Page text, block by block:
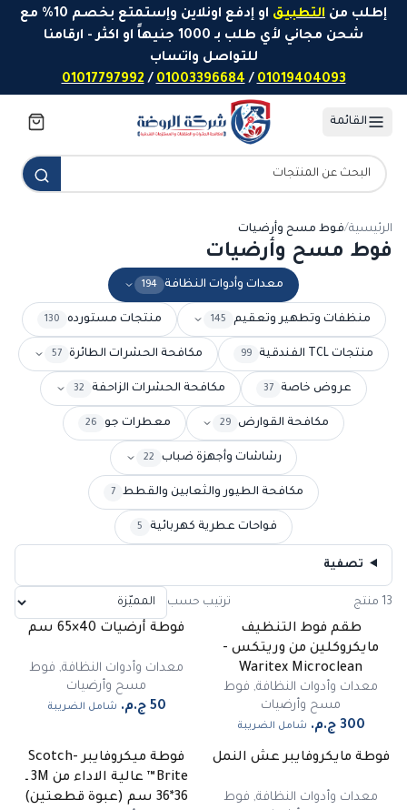
تخطَّ إلى المحتوى
إطلب من التطبيق
او إدفع اونلاين وإستمتع بخصم 10% مع
شحن مجاني لأي طلب بـ 1000 جنيهاً او اكثر - ارقامنا
للتواصل واتساب
01019404093
/
01003396684
/
01017797992
القائمة
الرئيسية/فوط مسح وأرضيات
فوط مسح وأرضيات
معدات وأدوات النظافة 194
منظفات وتطهير وتعقيم 145 منتجات مستورده 130
منتجات TCL الفندقية 99 مكافحة الحشرات الطائرة 57
عروض خاصة 37 مكافحة الحشرات الزاحفة 32
مكافحة القوارض 29 معطرات جو 26
رشاشات وأجهزة ضباب 22
مكافحة الطيور والثعابين والقطط 7
فواحات عطرية كهربائية 5
تصفية
13 منتج ترتيب حسب
طقم فوط التنظيف
مايكروكلين من وريتكس -
Waritex Microclean
معدات وأدوات النظافة, فوط
مسح وأرضيات
شامل الضريبة
فوطة أرضيات 40×65 سم
معدات وأدوات النظافة, فوط
مسح وأرضيات
شامل الضريبة
فوطة مايكروفايبر عش النمل
معدات وأدوات النظافة, فوط
56
فوطة ميكروفايبر Scotch-
Brite™ عالية الاداء من 3M ـ
36*36 سم (عبوة قطعتين)